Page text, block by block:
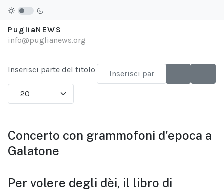
PugliaNEWS
info@puglianews.org
Inserisci parte del titolo
Visualizza #
Concerto con grammofoni d'epoca a
Galatone
Per volere degli dèi, il libro di